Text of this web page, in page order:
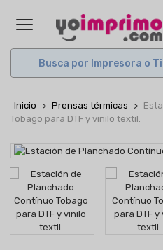
Inicio Prensas térmicas
Tobago para DTF y vinilo textil.